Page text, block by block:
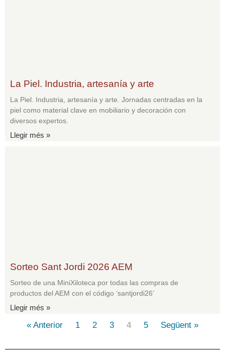
La Piel. Industria, artesanía y arte
La Piel. Industria, artesanía y arte. Jornadas centradas en la
piel como material clave en mobiliario y decoración con
diversos expertos.
Llegir més »
Sorteo Sant Jordi 2026 AEM
Sorteo de una MiniXiloteca por todas las compras de
productos del AEM con el código ‘santjordi26’
Llegir més »
« Anterior 1 2 3 4 5 Següent »